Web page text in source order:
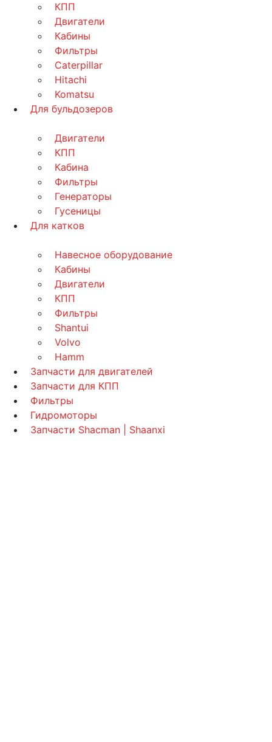
КПП
Двигатели
Кабины
Фильтры
Caterpillar
Hitachi
Komatsu
Для бульдозеров
Двигатели
КПП
Кабина
Фильтры
Генераторы
Гусеницы
Для катков
Навесное оборудование
Кабины
Двигатели
КПП
Фильтры
Shantui
Volvo
Hamm
Запчасти для двигателей
Запчасти для КПП
Фильтры
Гидромоторы
Запчасти Shacman | Shaanxi